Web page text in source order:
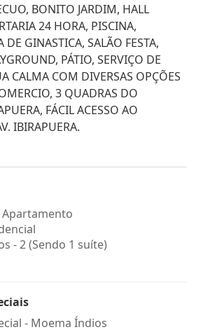
BONITO JARDIM, HALL
24 HORA, PISCINA,
DE GINASTICA, SALÃO FESTA,
PÁTIO, SERVIÇO DE
CALMA COM DIVERSAS OPÇÕES
3 QUADRAS DO
FÁCIL ACESSO AO
IBIRAPUERA.
- 2 (Sendo 1 suíte)
- Moema Índios